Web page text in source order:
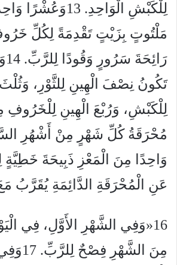
لِلْكَبْشِ الْوَاحِدِ.
مَلْتُوتٍ بِزَيْتٍ تَقْدِمَةً لِكُلِّ
تَكُونُ نِصْفَ الْهِينِ لِلثَّوْرِ، وَثُلْثَ
لِلْكَبْشِ، وَرُبْعَ الْهِينِ
وَاحِدًا مِنَ الْمَعْزِ ذَبِيحَةَ
عَنِ الْمُحْرَقَةِ الدَّائِمَةِ يُقَرَّبُ
16«وَفِي الشَّهْرِ الأَوَّلِ، فِي
مِنَ الشَّهْرِ